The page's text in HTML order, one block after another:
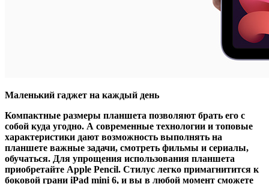
Маленький гаджет на каждый день
Компактные размеры планшета позволяют брать его с
собой куда угодно. А современные технологии и топовые
характеристики дают возможность выполнять на
планшете важные задачи, смотреть фильмы и сериалы,
обучаться. Для упрощения использования планшета
приобретайте Apple Pencil. Стилус легко примагнитится к
боковой грани iPad mini 6, и вы в любой момент сможете